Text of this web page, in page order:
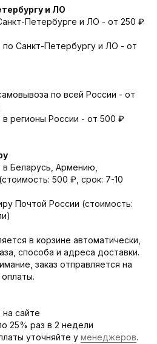
и ЛО
Петербурге и ЛО - от 250 ₽
Санкт-Петербургу и ЛО - от
по всей России - от
регионы России - от 500 ₽
Беларусь, Армению,
500 ₽, срок: 7-10
Почтой России (стоимость:
в корзине автоматически,
способа и адреса доставки.
заказ отправляется на
сайте
25% раз в 2 недели
уточняйте у менеджеров.